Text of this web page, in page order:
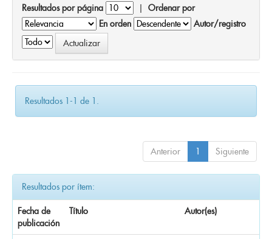
Resultados por página | Ordenar por
En orden
Autor/registro
Resultados 1-1 de 1.
Anterior 1 Siguiente
Resultados por ítem:
Fecha de
publicación
Título Autor(es)